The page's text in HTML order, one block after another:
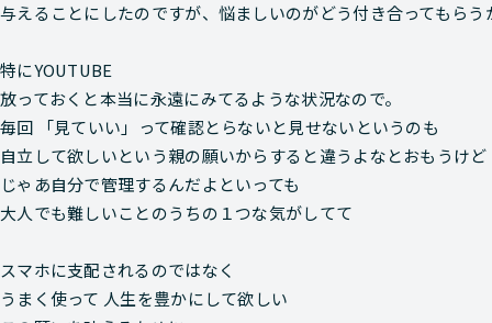
与えることにしたのですが、悩ましいのがどう付き合ってもらう
特にYOUTUBE
放っておくと本当に永遠にみてるような状況なので。
毎回 「見ていい」って確認とらないと見せないというのも
自立して欲しいという親の願いからすると違うよなとおもうけど
じゃあ自分で管理するんだよといっても
大人でも難しいことのうちの１つな気がしてて
スマホに支配されるのではなく
うまく使って 人生を豊かにして欲しい